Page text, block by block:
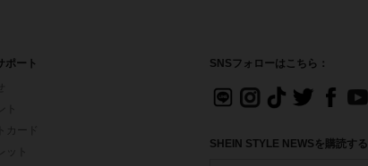
ポート
ード
ト
SNSフォローはこちら：
SHEIN STYLE NEWSを購読する